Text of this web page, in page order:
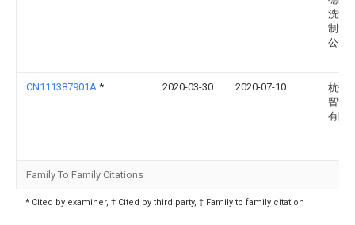
洗涤
制造
公司
CN111387901A * 2020-03-30 2020-07-10
杭州
智能
有限
Family To Family Citations
* Cited by examiner, † Cited by third party, ‡ Family to family citation